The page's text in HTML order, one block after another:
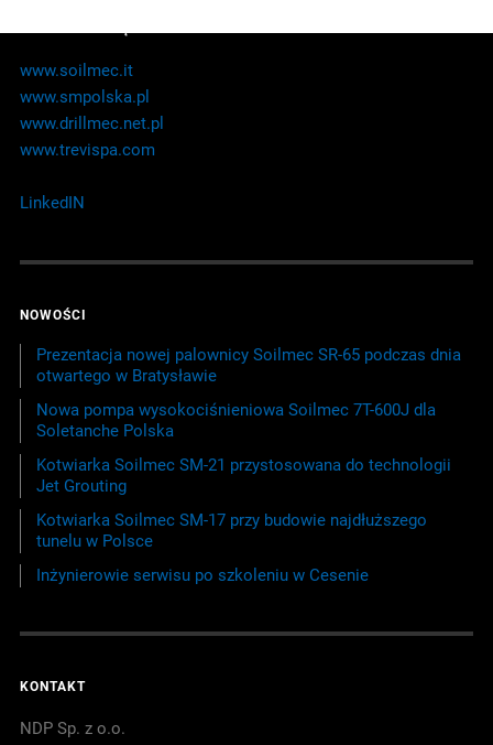
www.soilmec.it
www.smpolska.pl
www.drillmec.net.pl
www.trevispa.com
LinkedIN
NOWOŚCI
Prezentacja nowej palownicy Soilmec SR-65 podczas dnia
otwartego w Bratysławie
Nowa pompa wysokociśnieniowa Soilmec 7T-600J dla
Soletanche Polska
Kotwiarka Soilmec SM-21 przystosowana do technologii
Jet Grouting
Kotwiarka Soilmec SM-17 przy budowie najdłuższego
tunelu w Polsce
Inżynierowie serwisu po szkoleniu w Cesenie
KONTAKT
NDP Sp. z o.o.